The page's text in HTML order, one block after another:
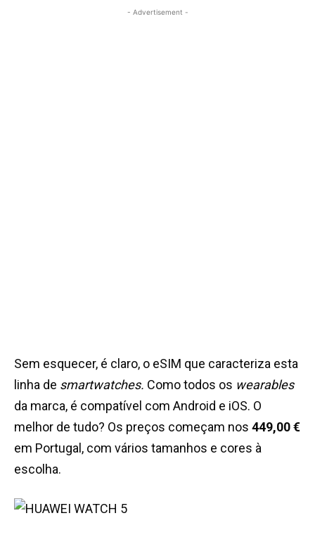
- Advertisement -
Sem esquecer, é claro, o eSIM que caracteriza esta
linha de smartwatches. Como todos os wearables
da marca, é compatível com Android e iOS. O
melhor de tudo? Os preços começam nos 449,00 €
em Portugal, com vários tamanhos e cores à
escolha.